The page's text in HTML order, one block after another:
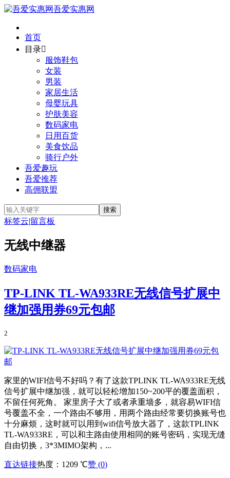
吾爱实惠网
首页
目录
服饰鞋包
女装
男装
家居生活
母婴玩具
护肤美容
数码家电
日用百货
美食饮品
骑行户外
吾爱趣玩
吾爱推荐
高佣联盟
标签云|留言板
无线中继器
数码家电
TP-LINK TL-WA933RE无线信号扩展中
继加强用券69元包邮
2
家里的WIFI信号不好吗？有了这款TPLINK TL-WA933RE无线
信号扩展中继加强，就可以轻松增加150~200平的覆盖面积，
不留任何死角。 家里房子大了或者承重墙多，就容易WIFI信
号覆盖不全，一个路由不够用，用两个路由经常要切换账号也
十分麻烦，这时就可以用到wifi信号放大器了，这款TPLINK
TL-WA933RE，可以和主路由使用相同的账号密码，实现无缝
自由切换，3*3MIMO架构，...
直达链接热度：1209 ℃赞 (0)